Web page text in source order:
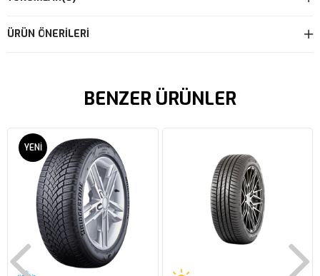
ÜRÜN ÖNERILERI
BENZER ÜRÜNLER
YENI
ÜRÜN